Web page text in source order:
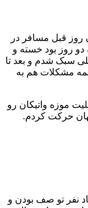
قبل مسافر در
دو روز بود خسته و
سبک شدم و بعد تا
مشکلات هم به
موزه واتیکان رو
حرکت کردم.
نفر تو صف بودن و